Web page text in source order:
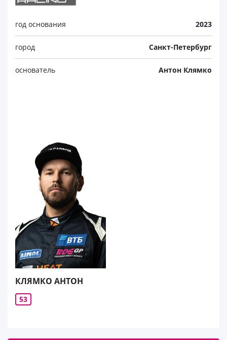
год основания 2023
город Санкт-Петербург
основатель Антон Клямко
КЛЯМКО АНТОН
53